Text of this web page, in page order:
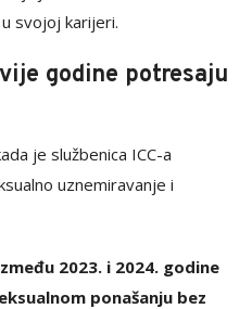
svojoj karijeri.
godine potresaju
je službenica ICC-a
uznemiravanje i
2023. i 2024. godine
ponašanju bez